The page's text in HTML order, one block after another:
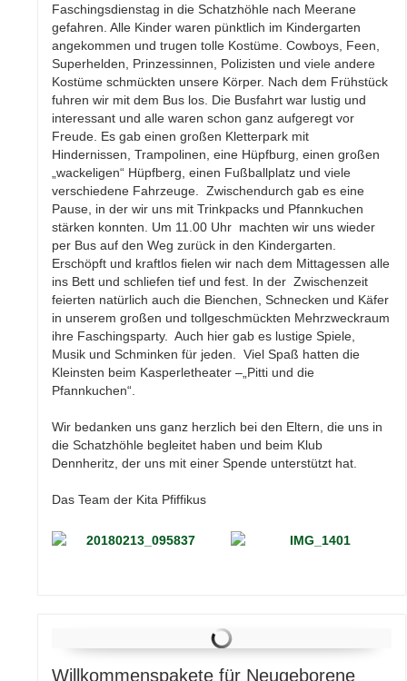
Faschingsdienstag in die Schatzhöhle nach Meerane
gefahren. Alle Kinder waren pünktlich im Kindergarten
angekommen und trugen tolle Kostüme. Cowboys, Feen,
Superhelden, Prinzessinnen, Polizisten und viele andere
Kostüme schmückten unsere Körper. Nach dem Frühstück
fuhren wir mit dem Bus los. Die Busfahrt war lustig und
interessant und alle waren schon ganz aufgeregt vor
Freude. Es gab einen großen Kletterpark mit
Hindernissen, Trampolinen, eine Hüpfburg, einen großen
„wackeligen“ Hüpfberg, einen Fußballplatz und viele
verschiedene Fahrzeuge. Zwischendurch gab es eine
Pause, in der wir uns mit Trinkpacks und Pfannkuchen
stärken konnten. Um 11.00 Uhr machten wir uns wieder
per Bus auf den Weg zurück in den Kindergarten.
Erschöpft und kraftlos fielen wir nach dem Mittagessen alle
ins Bett und schliefen tief und fest. In der Zwischenzeit
feierten natürlich auch die Bienchen, Schnecken und Käfer
in unserem großen und tollgeschmückten Mehrzweckraum
ihre Faschingsparty. Auch hier gab es lustige Spiele,
Musik und Schminken für jeden. Viel Spaß hatten die
Kleinsten beim Kasperletheater –„Pitti und die
Pfannkuchen“.
Wir bedanken uns ganz herzlich bei den Eltern, die uns in
die Schatzhöhle begleitet haben und beim Klub
Dennheritz, der uns mit einer Spende unterstützt hat.
Das Team der Kita Pfiffikus
Willkommenspakete für Neugeborene